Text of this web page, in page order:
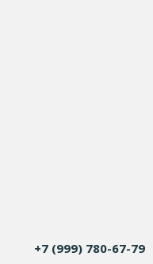
+7 (999) 780-67-79